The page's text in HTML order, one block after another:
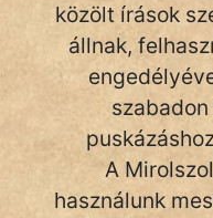
közölt írások
állnak,
A
használunk